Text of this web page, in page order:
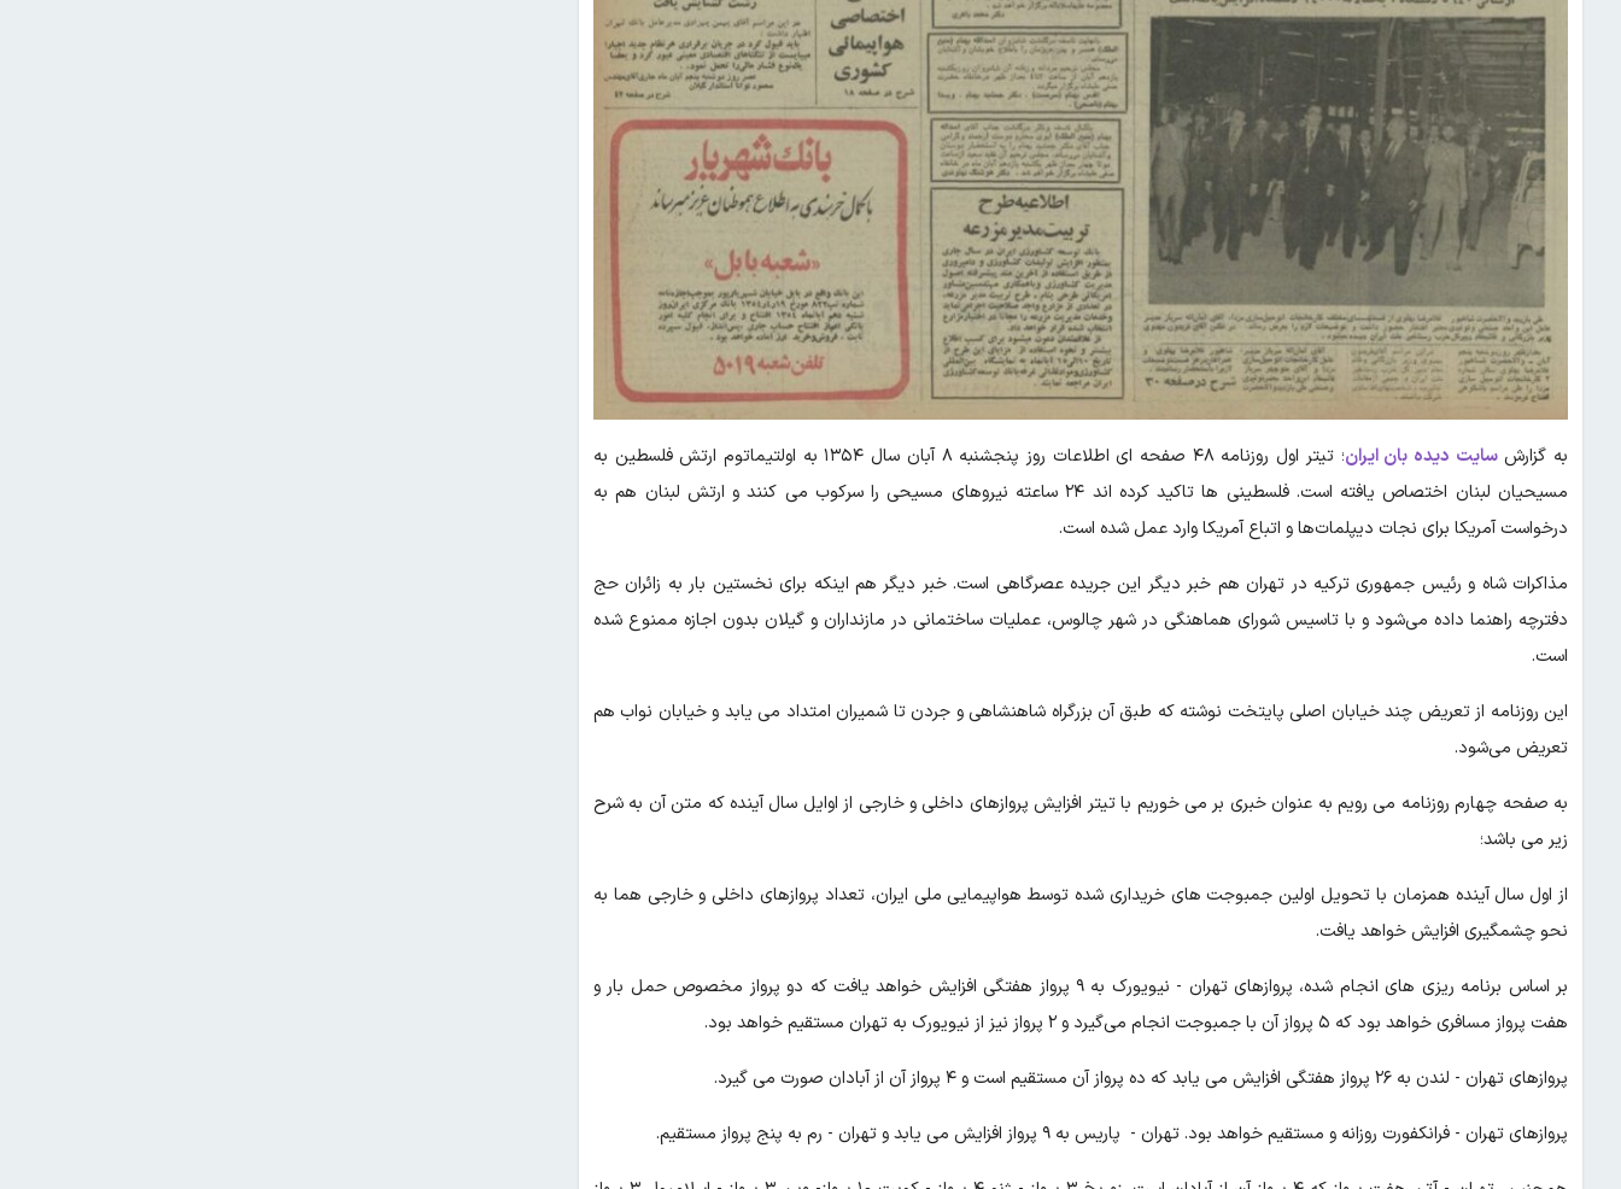
به گزارشسایت دیده بان ایران
؛ تیتر اول روزنامه ۴۸ صفحه ای اطلاعات روز پنجشنبه ۸ آبان سال ۱۳۵۴ به اولتیماتوم ارتش فلسطین به
مسیحیان‌ لبنان اختصاص یافته است. فلسطینی ها تاکید کرده اند ۲۴ ساعته نیروهای مسیحی را سرکوب می کنند و ارتش لبنان‌ هم به
درخواست آمریکا برای نجات دیپلمات‌ها و اتباع آمریکا وارد عمل شده است.
مذاکرات شاه و رئیس جمهوری ترکیه در تهران هم خبر دیگر این جریده عصرگاهی است. خبر دیگر هم اینکه برای نخستین بار به زائران‌ حج
دفترچه راهنما داده می‌شود و با تاسیس شورای هماهنگی در شهر چالوس، عملیات ساختمانی در مازنداران و گیلان بدون اجازه ممنوع شده
است.
این روزنامه از تعریض چند خیابان اصلی پایتخت نوشته که طبق آن بزرگراه شاهنشاهی و جردن‌ تا شمیران امتداد می یابد و خیابان نواب هم
تعریض می‌شود.
به صفحه چهارم روزنامه می رویم به عنوان خبری بر می خوریم با تیتر افزایش پروازهای داخلی و خارجی از اوایل سال آینده که متن آن به شرح
زیر می باشد؛
از اول سال آینده همزمان‌ با تحویل اولین‌ جمبوجت های خریداری شده توسط هواپیمایی ملی ایران، تعداد پروازهای داخلی و خارجی هما به
نحو چشمگیری افزایش خواهد یافت.
بر اساس برنامه ریزی های انجام شده، پروازهای تهران - نیویورک به ۹ پرواز هفتگی افزایش خواهد یافت که دو پرواز مخصوص حمل بار و
هفت پرواز مسافری خواهد بود که ۵ پرواز آن با جمبوجت انجام‌ می‌گیرد و ۲ پرواز نیز از نیویورک به تهران مستقیم خواهد بود.
پروازهای تهران - لندن به ۲۶ پرواز هفتگی افزایش می یابد که ده پرواز آن مستقیم است و ۴ پرواز آن از آبادان صورت می گیرد.
پروازهای تهران - فرانکفورت روزانه و مستقیم خواهد بود‌. تهران - پاریس به ۹ پرواز افزایش می یابد و تهران - رم به پنج پرواز مستقیم.